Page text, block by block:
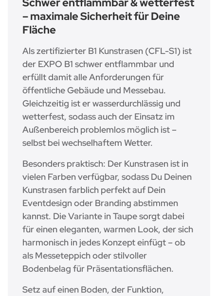
Schwer entflammbar & wetterfest
– maximale Sicherheit für Deine
Fläche
Als zertifizierter B1 Kunstrasen (CFL-S1) ist
der EXPO B1 schwer entflammbar und
erfüllt damit alle Anforderungen für
öffentliche Gebäude und Messebau.
Gleichzeitig ist er wasserdurchlässig und
wetterfest, sodass auch der Einsatz im
Außenbereich problemlos möglich ist –
selbst bei wechselhaftem Wetter.
Besonders praktisch: Der Kunstrasen ist in
vielen Farben verfügbar, sodass Du Deinen
Kunstrasen farblich perfekt auf Dein
Eventdesign oder Branding abstimmen
kannst. Die Variante in Taupe sorgt dabei
für einen eleganten, warmen Look, der sich
harmonisch in jedes Konzept einfügt – ob
als Messeteppich oder stilvoller
Bodenbelag für Präsentationsflächen.
Setz auf einen Boden, der Funktion,